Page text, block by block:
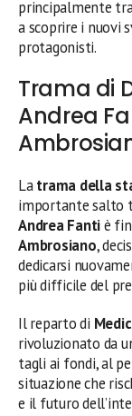
principalmente
a scoprire i nuovi
protagonisti.
Trama di
Andrea
Latrama della
importante salto
Andrea Fantiè
Ambrosiano,
dedicarsi
più difficile del
Il reparto di
rivoluzionato da
tagli ai fondi, al
situazione che
e il futuro